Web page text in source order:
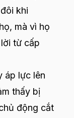
khi
mà vì họ
từ cấp
áp lực lên
thấy bị
động cắt